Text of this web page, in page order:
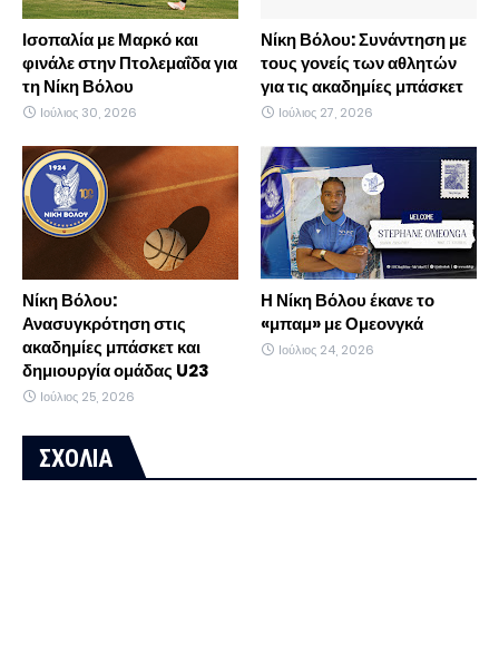
Ισοπαλία με Μαρκό και
φινάλε στην Πτολεμαΐδα για
τη Νίκη Βόλου
Ιούλιος 30, 2026
Νίκη Βόλου: Συνάντηση με
τους γονείς των αθλητών
για τις ακαδημίες μπάσκετ
Ιούλιος 27, 2026
Νίκη Βόλου:
Ανασυγκρότηση στις
ακαδημίες μπάσκετ και
δημιουργία ομάδας U23
Ιούλιος 25, 2026
Η Νίκη Βόλου έκανε το
«μπαμ» με Ομεονγκά
Ιούλιος 24, 2026
ΣΧΟΛΙΑ